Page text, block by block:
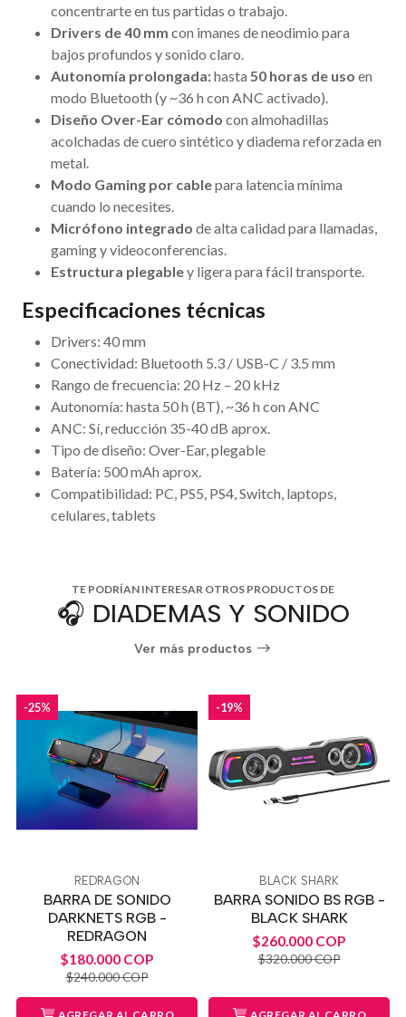
concentrarte en tus partidas o trabajo.
Drivers de 40 mm con imanes de neodimio para
bajos profundos y sonido claro.
Autonomía prolongada:hasta 50 horas de uso en
modo Bluetooth (y ~36 h con ANC activado).
Diseño Over-Ear cómodo con almohadillas
acolchadas de cuero sintético y diadema reforzada en
metal.
Modo Gaming por cablepara latencia mínima
cuando lo necesites.
Micrófono integrado de alta calidad para llamadas,
gaming y videoconferencias.
Estructura plegabley ligera para fácil transporte.
Especificaciones técnicas
Drivers: 40 mm
Conectividad: Bluetooth 5.3 / USB-C / 3.5 mm
Rango de frecuencia: 20 Hz – 20 kHz
Autonomía: hasta 50 h (BT), ~36 h con ANC
ANC: Sí, reducción 35-40 dB aprox.
Tipo de diseño: Over-Ear, plegable
Batería: 500 mAh aprox.
Compatibilidad: PC, PS5, PS4, Switch, laptops,
celulares, tablets
TE PODRÍAN INTERESAR OTROS PRODUCTOS DE
🎧 DIADEMAS Y SONIDO
Ver más productos
-25%
REDRAGON
BARRA DE SONIDO
DARKNETS RGB -
REDRAGON
$180.000 COP
$240.000 COP
-19%
BLACK SHARK
BARRA SONIDO BS RGB -
BLACK SHARK
$260.000 COP
$320.000 COP